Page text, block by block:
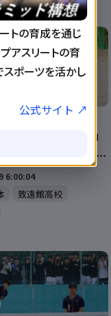
テニス
賀 総体へ向けて】
時間を力に変えて」
校女子テニス部 監督
先生
6:00:04
致遠館高校
トの育成を通じ
アスリートの育
ポーツを活かし
公式サイト ↗